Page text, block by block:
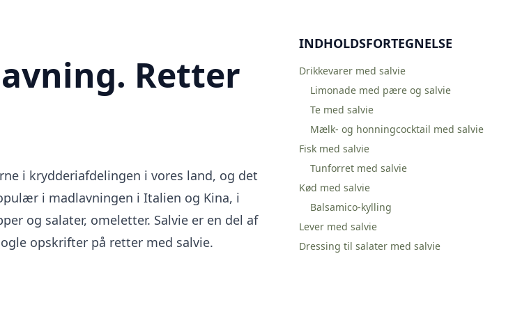
Retter
i krydderiafdelingen i vores land, og det
i madlavningen i Italien og Kina, i
og salater, omeletter. Salvie er en del af
opskrifter på retter med salvie.
INDHOLDSFORTEGNELSE
Drikkevarer med salvie
Limonade med pære og salvie
Te med salvie
Mælk- og honningcocktail med salvie
Fisk med salvie
Tunforret med salvie
Kød med salvie
Balsamico-kylling
Lever med salvie
Dressing til salater med salvie